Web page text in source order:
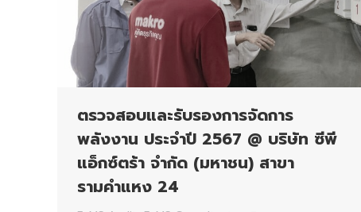
ตรวจสอบและรับรองการจัดการ
พลังงาน ประจำปี 2567 @ บริษัท ซีพี
แอ็กซ์ตร้า จำกัด (มหาชน) สาขา
รามคำแหง 24